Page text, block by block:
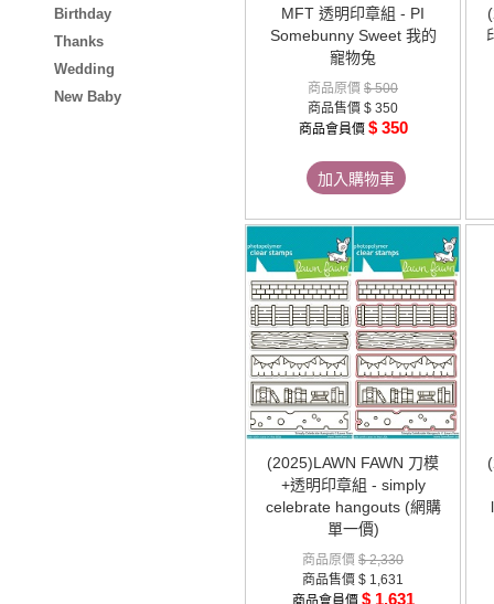
Birthday
Thanks
Wedding
New Baby
MFT 透明印章組 - PI
Somebunny Sweet 我的
寵物兔
商品原價 $ 500
商品售價 $ 350
商品會員價 $ 350
加入購物車
(2025)LAWN FAWN 刀模
+透明印章組 - simply
celebrate hangouts (網購
單一價)
商品原價 $ 2,330
商品售價 $ 1,631
商品會員價 $ 1,631